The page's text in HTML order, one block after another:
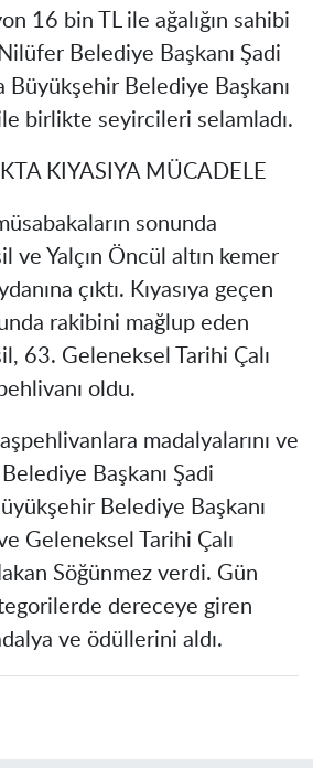
16 bin TL ile ağalığın sahibi
Belediye Başkanı Şadi
Büyükşehir Belediye Başkanı
birlikte seyircileri selamladı.
KIYASIYA MÜCADELE
sonunda
ve Yalçın Öncül altın kemer
çıktı. Kıyasıya geçen
rakibini mağlup eden
63. Geleneksel Tarihi Çalı
oldu.
madalyalarını ve
Başkanı Şadi
Belediye Başkanı
Geleneksel Tarihi Çalı
Söğünmez verdi. Gün
dereceye giren
ve ödüllerini aldı.